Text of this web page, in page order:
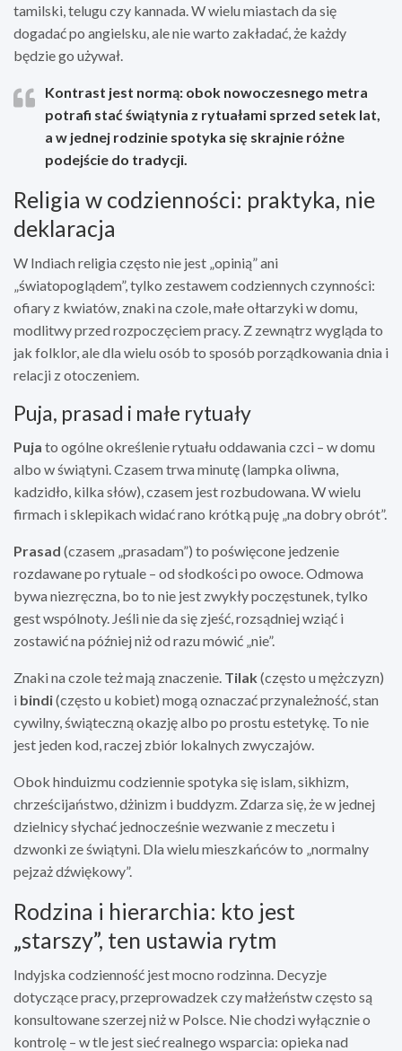
tamilski, telugu czy kannada. W wielu miastach da się
dogadać po angielsku, ale nie warto zakładać, że każdy
będzie go używał.
Kontrast jest normą: obok nowoczesnego metra
potrafi stać świątynia z rytuałami sprzed setek lat,
a w jednej rodzinie spotyka się skrajnie różne
podejście do tradycji.
Religia w codzienności: praktyka, nie
deklaracja
W Indiach religia często nie jest „opinią” ani
„światopoglądem”, tylko zestawem codziennych czynności:
ofiary z kwiatów, znaki na czole, małe ołtarzyki w domu,
modlitwy przed rozpoczęciem pracy. Z zewnątrz wygląda to
jak folklor, ale dla wielu osób to sposób porządkowania dnia i
relacji z otoczeniem.
Puja, prasad i małe rytuały
Puja to ogólne określenie rytuału oddawania czci – w domu
albo w świątyni. Czasem trwa minutę (lampka oliwna,
kadzidło, kilka słów), czasem jest rozbudowana. W wielu
firmach i sklepikach widać rano krótką puję „na dobry obrót”.
Prasad (czasem „prasadam”) to poświęcone jedzenie
rozdawane po rytuale – od słodkości po owoce. Odmowa
bywa niezręczna, bo to nie jest zwykły poczęstunek, tylko
gest wspólnoty. Jeśli nie da się zjeść, rozsądniej wziąć i
zostawić na później niż od razu mówić „nie”.
Znaki na czole też mają znaczenie. Tilak(często u mężczyzn)
i bindi(często u kobiet) mogą oznaczać przynależność, stan
cywilny, świąteczną okazję albo po prostu estetykę. To nie
jest jeden kod, raczej zbiór lokalnych zwyczajów.
Obok hinduizmu codziennie spotyka się islam, sikhizm,
chrześcijaństwo, dżinizm i buddyzm. Zdarza się, że w jednej
dzielnicy słychać jednocześnie wezwanie z meczetu i
dzwonki ze świątyni. Dla wielu mieszkańców to „normalny
pejzaż dźwiękowy”.
Rodzina i hierarchia: kto jest
„starszy”, ten ustawia rytm
Indyjska codzienność jest mocno rodzinna. Decyzje
dotyczące pracy, przeprowadzek czy małżeństw często są
konsultowane szerzej niż w Polsce. Nie chodzi wyłącznie o
kontrolę – w tle jest sieć realnego wsparcia: opieka nad